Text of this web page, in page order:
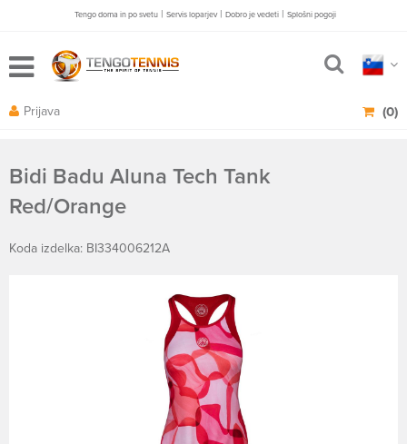
Tengo doma in po svetu | Servis loparjev | Dobro je vedeti | Splošni pogoji
(0)
Prijava
Bidi Badu Aluna Tech Tank
Red/Orange
Koda izdelka: BI334006212A